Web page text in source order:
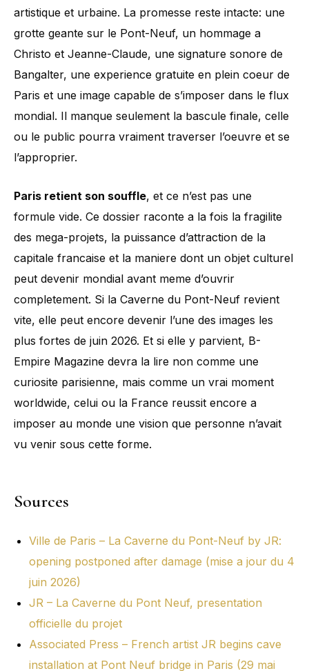
artistique et urbaine. La promesse reste intacte: une
grotte geante sur le Pont-Neuf, un hommage a
Christo et Jeanne-Claude, une signature sonore de
Bangalter, une experience gratuite en plein coeur de
Paris et une image capable de s’imposer dans le flux
mondial. Il manque seulement la bascule finale, celle
ou le public pourra vraiment traverser l’oeuvre et se
l’approprier.
Paris retient son souffle, et ce n’est pas une
formule vide. Ce dossier raconte a la fois la fragilite
des mega-projets, la puissance d’attraction de la
capitale francaise et la maniere dont un objet culturel
peut devenir mondial avant meme d’ouvrir
completement. Si la Caverne du Pont-Neuf revient
vite, elle peut encore devenir l’une des images les
plus fortes de juin 2026. Et si elle y parvient, B-
Empire Magazine devra la lire non comme une
curiosite parisienne, mais comme un vrai moment
worldwide, celui ou la France reussit encore a
imposer au monde une vision que personne n’avait
vu venir sous cette forme.
Sources
Ville de Paris – La Caverne du Pont-Neuf by JR:
opening postponed after damage (mise a jour du 4
juin 2026)
JR – La Caverne du Pont Neuf, presentation
officielle du projet
Associated Press – French artist JR begins cave
installation at Pont Neuf bridge in Paris (29 mai